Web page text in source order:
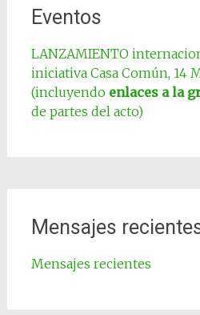
Eventos
LANZAMIENTO
iniciativa Casa Común, 14
(incluyendo enlaces a la
de partes del acto)
Mensajes
Mensajes recientes